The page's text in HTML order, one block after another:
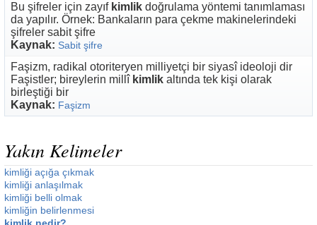
Bu şifreler için zayıf kimlik doğrulama yöntemi tanımlaması
da yapılır. Örnek: Bankaların para çekme makinelerindeki
şifreler sabit şifre
Kaynak: Sabit şifre
Faşizm, radikal otoriteryen milliyetçi bir siyasî ideoloji dir
Faşistler; bireylerin millî kimlik altında tek kişi olarak
birleştiği bir
Kaynak: Faşizm
Yakın Kelimeler
kimliği açığa çıkmak
kimliği anlaşılmak
kimliği belli olmak
kimliğin belirlenmesi